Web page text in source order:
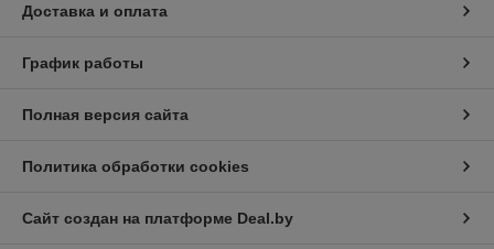
Доставка и оплата
График работы
Полная версия сайта
Политика обработки cookies
Сайт создан на платформе Deal.by